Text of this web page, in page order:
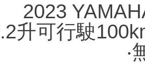
2023
升可行駛
‧